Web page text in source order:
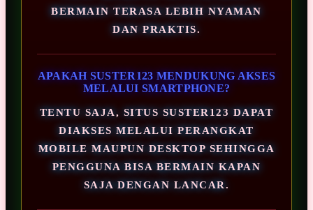
BERMAIN TERASA LEBIH NYAMAN
DAN PRAKTIS.
APAKAH SUSTER123 MENDUKUNG AKSES
MELALUI SMARTPHONE?
TENTU SAJA, SITUS SUSTER123 DAPAT
DIAKSES MELALUI PERANGKAT
MOBILE MAUPUN DESKTOP SEHINGGA
PENGGUNA BISA BERMAIN KAPAN
SAJA DENGAN LANCAR.